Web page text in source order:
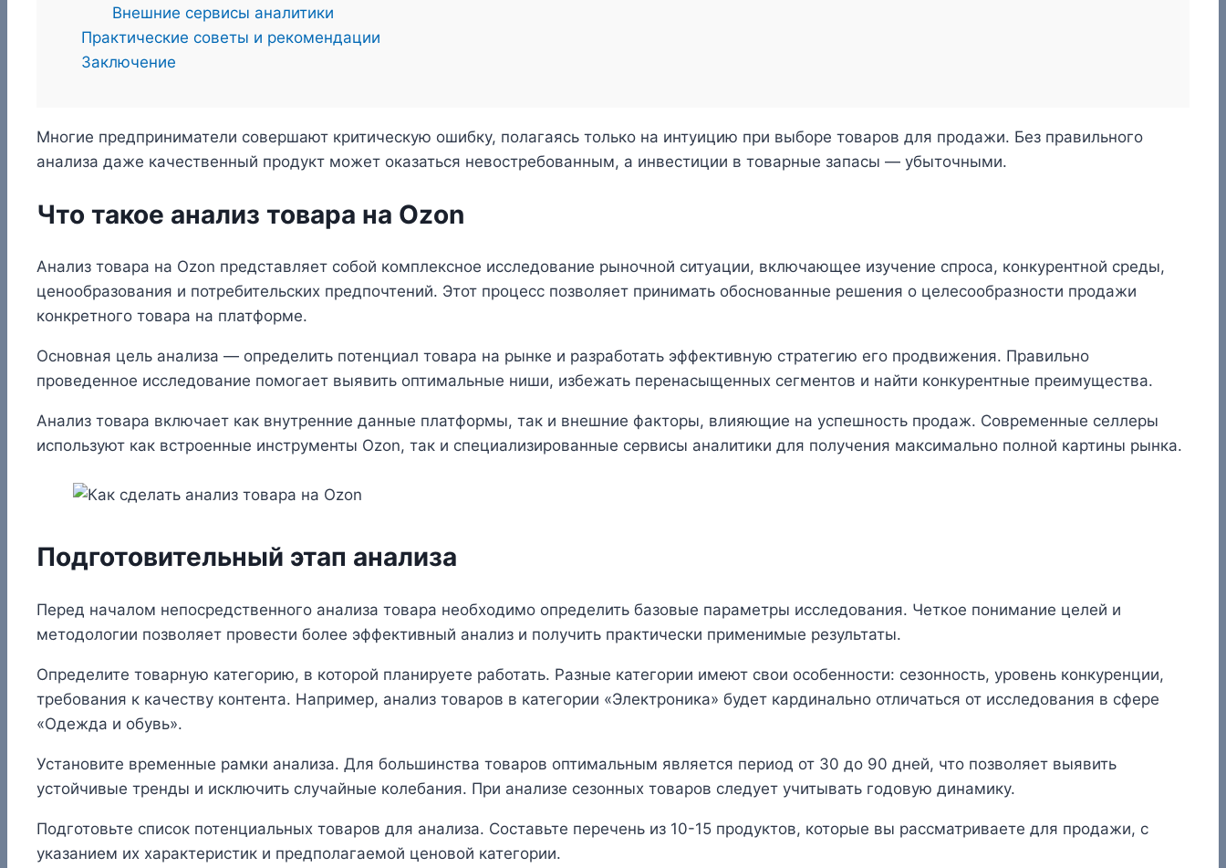
Внешние сервисы аналитики
Практические советы и рекомендации
Заключение
Многие предприниматели совершают критическую ошибку, полагаясь только на интуицию при выборе товаров для продажи. Без правильного
анализа даже качественный продукт может оказаться невостребованным, а инвестиции в товарные запасы — убыточными.
Что такое анализ товара на Ozon
Анализ товара на Ozon представляет собой комплексное исследование рыночной ситуации, включающее изучение спроса, конкурентной среды,
ценообразования и потребительских предпочтений. Этот процесс позволяет принимать обоснованные решения о целесообразности продажи
конкретного товара на платформе.
Основная цель анализа — определить потенциал товара на рынке и разработать эффективную стратегию его продвижения. Правильно
проведенное исследование помогает выявить оптимальные ниши, избежать перенасыщенных сегментов и найти конкурентные преимущества.
Анализ товара включает как внутренние данные платформы, так и внешние факторы, влияющие на успешность продаж. Современные селлеры
используют как встроенные инструменты Ozon, так и специализированные сервисы аналитики для получения максимально полной картины рынка.
Подготовительный этап анализа
Перед началом непосредственного анализа товара необходимо определить базовые параметры исследования. Четкое понимание целей и
методологии позволяет провести более эффективный анализ и получить практически применимые результаты.
Определите товарную категорию, в которой планируете работать. Разные категории имеют свои особенности: сезонность, уровень конкуренции,
требования к качеству контента. Например, анализ товаров в категории «Электроника» будет кардинально отличаться от исследования в сфере
«Одежда и обувь».
Установите временные рамки анализа. Для большинства товаров оптимальным является период от 30 до 90 дней, что позволяет выявить
устойчивые тренды и исключить случайные колебания. При анализе сезонных товаров следует учитывать годовую динамику.
Подготовьте список потенциальных товаров для анализа. Составьте перечень из 10-15 продуктов, которые вы рассматриваете для продажи, с
указанием их характеристик и предполагаемой ценовой категории.